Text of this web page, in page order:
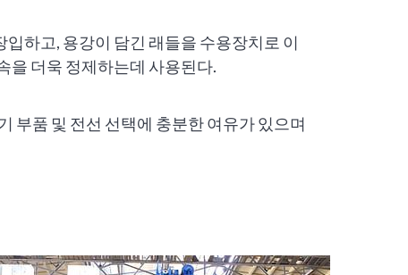
하고, 용강이 담긴 래들을 수용장치로 이
을 더욱 정제하는데 사용된다.
부품 및 전선 선택에 충분한 여유가 있으며